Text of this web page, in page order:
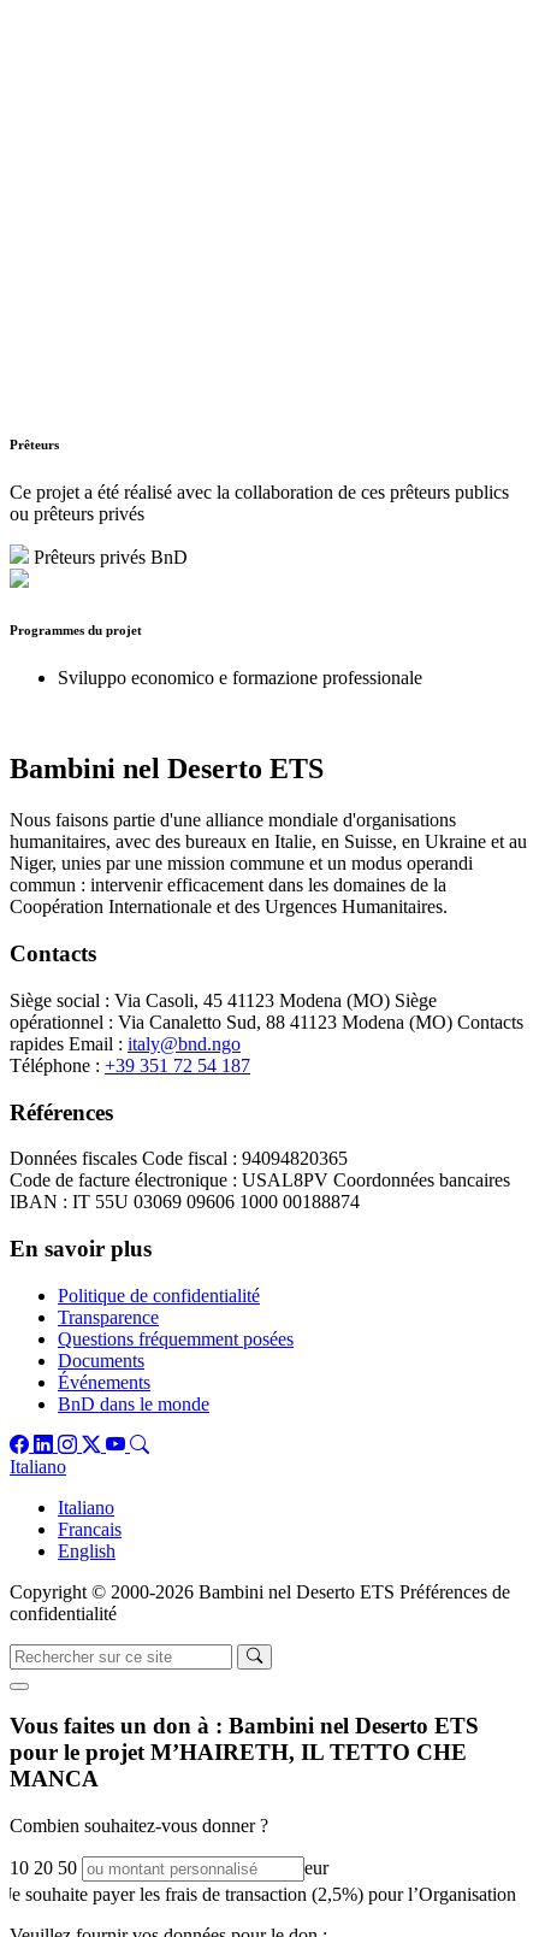
Prêteurs
Ce projet a été réalisé avec la collaboration de ces prêteurs publics
ou prêteurs privés
Prêteurs privés BnD
Programmes du projet
Sviluppo economico e formazione professionale
Bambini nel Deserto ETS
Nous faisons partie d'une alliance mondiale d'organisations
humanitaires, avec des bureaux en Italie, en Suisse, en Ukraine et au
Niger, unies par une mission commune et un modus operandi
commun : intervenir efficacement dans les domaines de la
Coopération Internationale et des Urgences Humanitaires.
Contacts
Siège social : Via Casoli, 45 41123 Modena (MO) Siège
opérationnel : Via Canaletto Sud, 88 41123 Modena (MO) Contacts
rapides Email : italy@bnd.ngo
Téléphone : +39 351 72 54 187
Références
Données fiscales Code fiscal : 94094820365
Code de facture électronique : USAL8PV Coordonnées bancaires
IBAN : IT 55U 03069 09606 1000 00188874
En savoir plus
Politique de confidentialité
Transparence
Questions fréquemment posées
Documents
Événements
BnD dans le monde
Italiano
Italiano
Francais
English
Copyright © 2000-2026 Bambini nel Deserto ETS Préférences de
confidentialité
Vous faites un don à : Bambini nel Deserto ETS
pour le projetM’HAIRETH, IL TETTO CHE
MANCA
Combien souhaitez-vous donner ?
10 20 50
eur
Je souhaite payer les frais de transaction (2,5%) pour l’Organisation